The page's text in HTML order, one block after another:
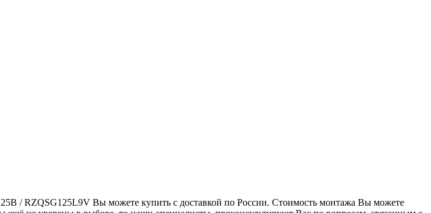
/ RZQSG125L9V Вы можете купить с доставкой по России. Стоимость монтажа Вы можете